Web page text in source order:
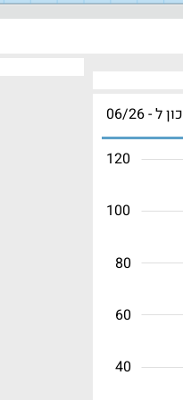
ל - 06/26
40
60
80
100
120